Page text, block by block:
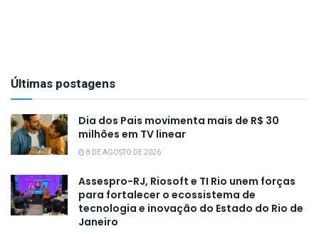
Últimas postagens
Dia dos Pais movimenta mais de R$ 30
milhões em TV linear
8 DE AGOSTO DE 2026
Assespro-RJ, Riosoft e TI Rio unem forças
para fortalecer o ecossistema de
tecnologia e inovação do Estado do Rio de
Janeiro